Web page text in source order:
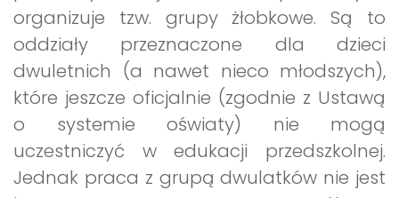
organizuje tzw. grupy żłobkowe. Są to
oddziały przeznaczone dla dzieci
dwuletnich (a nawet nieco młodszych),
które jeszcze oficjalnie (zgodnie z Ustawą
o systemie oświaty) nie mogą
uczestniczyć w edukacji przedszkolnej.
Jednak praca z grupą dwulatków nie jest